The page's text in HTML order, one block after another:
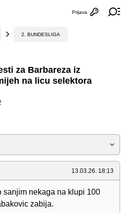
Otvori
Prijava
2. BUNDESLIGA
za Barbareza iz
na licu selektora
13.03.26. 18:13
sanjim nekaga na klupi 100
zabija.